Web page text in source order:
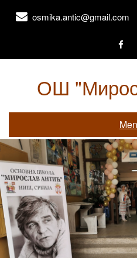
osmika.antic@gmail.com
ОШ